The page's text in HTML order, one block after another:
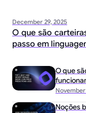
December 29, 2025
O que são
passo em
O que
Noções